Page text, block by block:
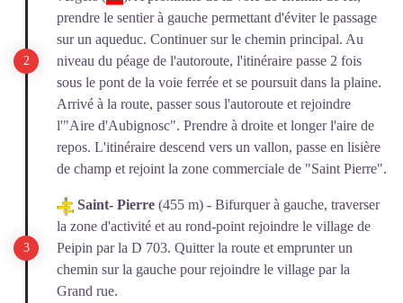
prendre le sentier à gauche permettant d'éviter le passage
sur un aqueduc. Continuer sur le chemin principal. Au
niveau du péage de l'autoroute, l'itinéraire passe 2 fois
sous le pont de la voie ferrée et se poursuit dans la plaine.
Arrivé à la route, passer sous l'autoroute et rejoindre
l'"Aire d'Aubignosc". Prendre à droite et longer l'aire de
repos. L'itinéraire descend vers un vallon, passe en lisière
de champ et rejoint la zone commerciale de "Saint Pierre".
Saint- Pierre (455 m) - Bifurquer à gauche, traverser
la zone d'activité et au rond-point rejoindre le village de
Peipin par la D 703. Quitter la route et emprunter un
chemin sur la gauche pour rejoindre le village par la
Grand rue.